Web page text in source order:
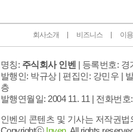
회사소개 비즈니스 이
명칭: 주식회사 인벤 | 등록번호: 경
발행인: 박규상 | 편집인: 강민우 |
층
발행연월일: 2004 11. 11 | 전화번호
인벤의 콘텐츠 및 기사는 저작권